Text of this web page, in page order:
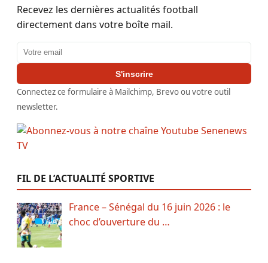
Recevez les dernières actualités football
directement dans votre boîte mail.
Adresse email
S'inscrire
Connectez ce formulaire à Mailchimp, Brevo ou votre outil
newsletter.
FIL DE L’ACTUALITÉ SPORTIVE
France – Sénégal du 16 juin 2026 : le
choc d’ouverture du …